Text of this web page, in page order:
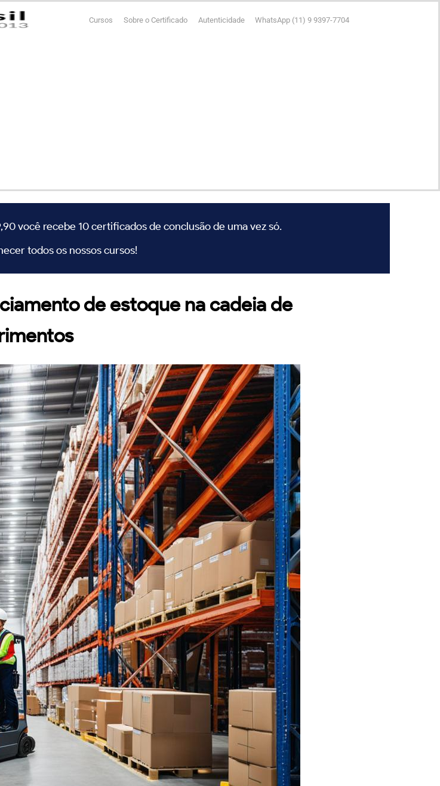
Cursos Sobre o Certificado Autenticidade WhatsApp (11) 9 9397-7704
você recebe 10 certificados de conclusão de uma vez só.
todos os nossos cursos!
de estoque na cadeia de